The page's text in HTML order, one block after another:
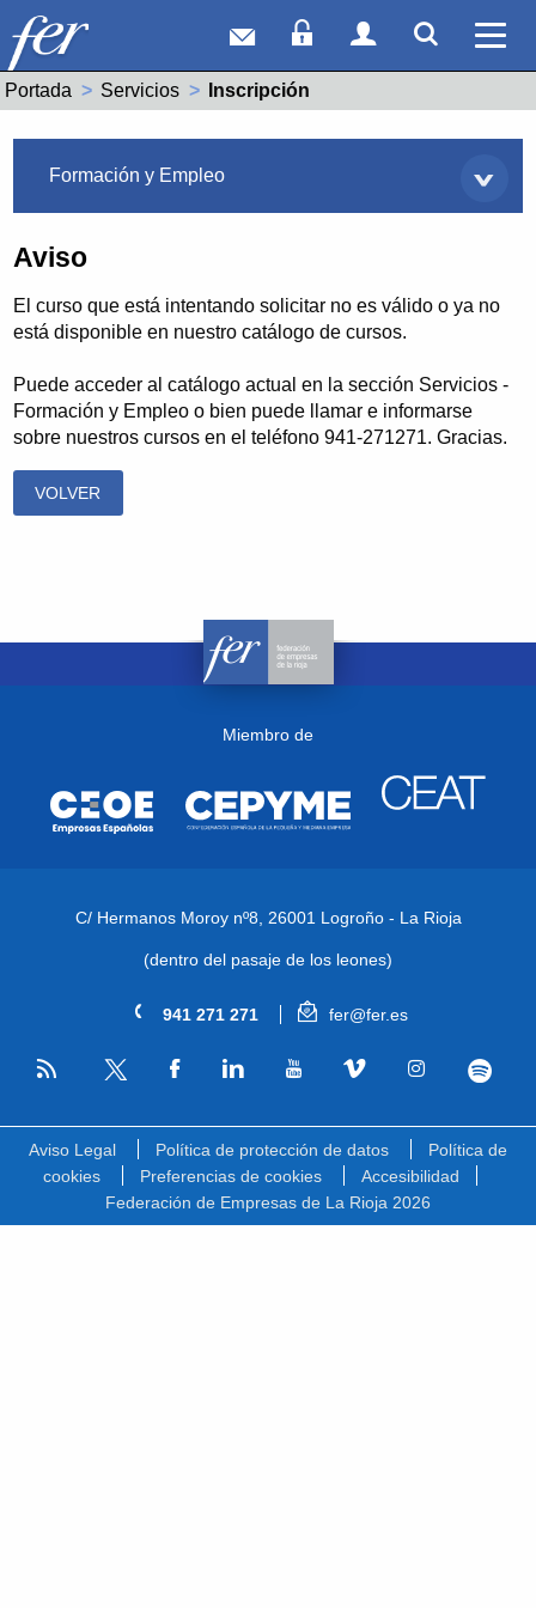
Correo webAcceso Socios
Acceso
Portada Servicios Actual:
Inscripción
Formación y Empleo
Aviso
El curso que está intentando solicitar no es válido o ya no
está disponible en nuestro catálogo de cursos.
Puede acceder al catálogo actual en la sección Servicios -
Formación y Empleo o bien puede llamar e informarse
sobre nuestros cursos en el teléfono 941-271271. Gracias.
VOLVER
Miembro de
C/ Hermanos Moroy nº8, 26001 Logroño - La Rioja
(dentro del pasaje de los leones)
941 271 271 fer@fer.es
RSS
Aviso Legal Política de protección de datos
Política de
cookies
Preferencias de cookies
Accesibilidad
Federación de Empresas de La Rioja 2026